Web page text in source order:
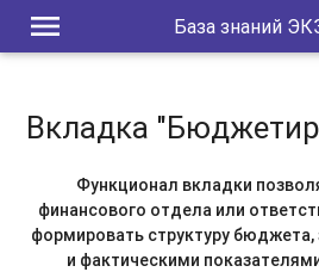
menu База знаний
Вкладка
Функционал вкладки
финансового отдела или
формировать структуру
и фактическими